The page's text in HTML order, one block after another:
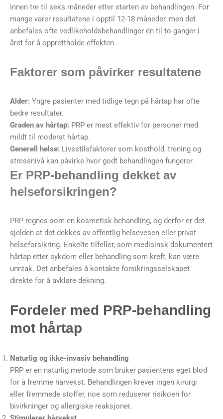
innen tre til seks måneder etter starten av behandlingen. For
mange varer resultatene i opptil 12-18 måneder, men det
anbefales ofte vedlikeholdsbehandlinger én til to ganger i
året for å opprettholde effekten.
Faktorer som påvirker resultatene
Alder: Yngre pasienter med tidlige tegn på hårtap har ofte
bedre resultater.
Graden av hårtap: PRP er mest effektiv for personer med
mildt til moderat hårtap.
Generell helse: Livsstilsfaktorer som kosthold, trening og
stressnivå kan påvirke hvor godt behandlingen fungerer.
Er PRP-behandling dekket av
helseforsikringen?
PRP regnes som en kosmetisk behandling, og derfor er det
sjelden at det dekkes av offentlig helsevesen eller privat
helseforsikring. Enkelte tilfeller, som medisinsk dokumentert
hårtap etter sykdom eller behandling som kreft, kan være
unntak. Det anbefales å kontakte forsikringsselskapet
direkte for å avklare dekning.
Fordeler med PRP-behandling
mot hårtap
Naturlig og ikke-invasiv behandling
PRP er en naturlig metode som bruker pasientens eget blod
for å fremme hårvekst. Behandlingen krever ingen kirurgi
eller fremmede stoffer, noe som reduserer risikoen for
bivirkninger og allergiske reaksjoner.